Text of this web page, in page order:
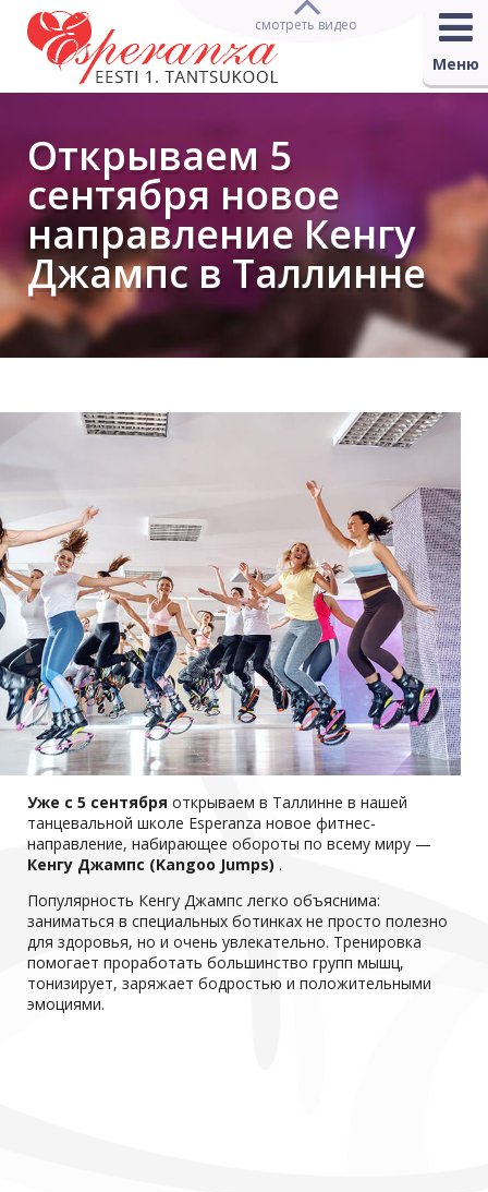
Меню
смотреть видео
Открываем 5
сентября новое
направление Кенгу
Джампс в Таллинне
Уже с 5 сентября открываем в Таллинне в нашей
танцевальной школе Esperanza новое фитнес-
направление, набирающее обороты по всему миру —
Кенгу Джампс (Kangoo Jumps) .
Популярность Кенгу Джампс легко объяснима:
заниматься в специальных ботинках не просто полезно
для здоровья, но и очень увлекательно. Тренировка
помогает проработать большинство групп мышц,
тонизирует, заряжает бодростью и положительными
эмоциями.